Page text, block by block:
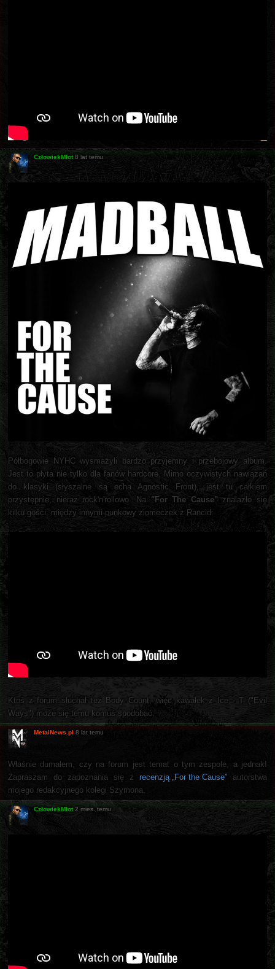
CzłowiekMłot 8 lat temu
Półbogowie NYHC wysmażyli bardzo przyjemny i przebojowy album.
Jest to płyta nie tylko dla fanów hardcore. Mimo oczywistych nawiązań
do klasyki (słyszalne są echa Agnostic Front), jest tu całkiem
przystępnie, nieraz rock'n'rollowo. Na "For The Cause" znalazło się
kilku gości, między innymi punkowy ziomeczek z Rancid:
Ktoś z forum słuchał tez Body Count, więc kawałek z Ice - T ("Evil
Ways") może się temu komuś spodobać.
MetalNews.pl 8 lat temu
Właśnie dumałem, czy na forum jest temat o tym zespole, a jednak!
Zapraszam do zapoznania się z recenzją „For the Cause” autorstwa
mojego redakcyjnego kolegi Szymona.
CzłowiekMłot 2 mies. temu